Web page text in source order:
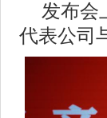
发布会
代表公司